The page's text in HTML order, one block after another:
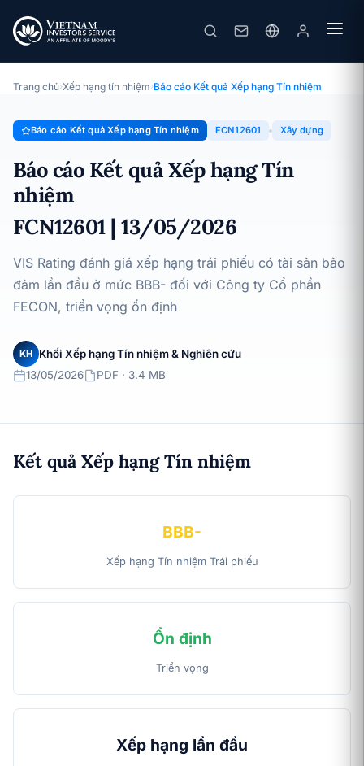
Báo cáo Kết quả Xếp hạng Tín nhiệm · Công ty Cổ phần FECON ·
13/05/2026
Trang chủ›Xếp hạng tín nhiệm›Báo cáo Kết quả Xếp hạng Tín nhiệm
Báo cáo Kết quả Xếp hạng Tín nhiệm FCN12601 Xây dựng
Báo cáo Kết quả Xếp hạng Tín
nhiệm
FCN12601 | 13/05/2026
VIS Rating đánh giá xếp hạng trái phiếu có tài sản bảo
đảm lần đầu ở mức BBB- đối với Công ty Cổ phần
FECON, triển vọng ổn định
KH
Khối Xếp hạng Tín nhiệm & Nghiên cứu
13/05/2026
PDF · 3.4 MB
Kết quả Xếp hạng Tín nhiệm
BBB-
Xếp hạng Tín nhiệm Trái phiếu
Ổn định
Triển vọng
Xếp hạng lần đầu